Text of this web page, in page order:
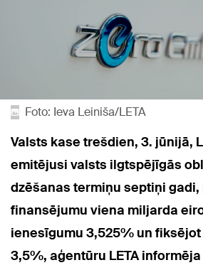
Foto: Ieva Leiniša/LETA
Valsts kase trešdien, 3. jūnijā,
emitējusi valsts ilgtspējīgās
dzēšanas termiņu septiņi
finansējumu viena miljarda
ienesīgumu 3,525% un
3,5%, aģentūru LETA